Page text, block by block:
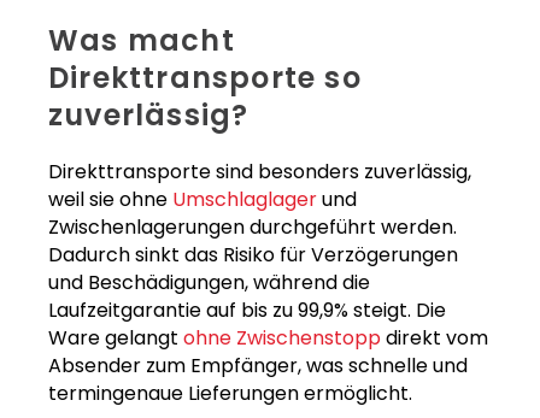
Was macht
Direkttransporte so
zuverlässig?
Direkttransporte sind besonders zuverlässig,
weil sie ohne Umschlaglagerund
Zwischenlagerungen durchgeführt werden.
Dadurch sinkt das Risiko für Verzögerungen
und Beschädigungen, während die
Laufzeitgarantie auf bis zu 99,9% steigt. Die
Ware gelangt ohne Zwischenstoppdirekt vom
Absender zum Empfänger, was schnelle und
termingenaue Lieferungen ermöglicht.